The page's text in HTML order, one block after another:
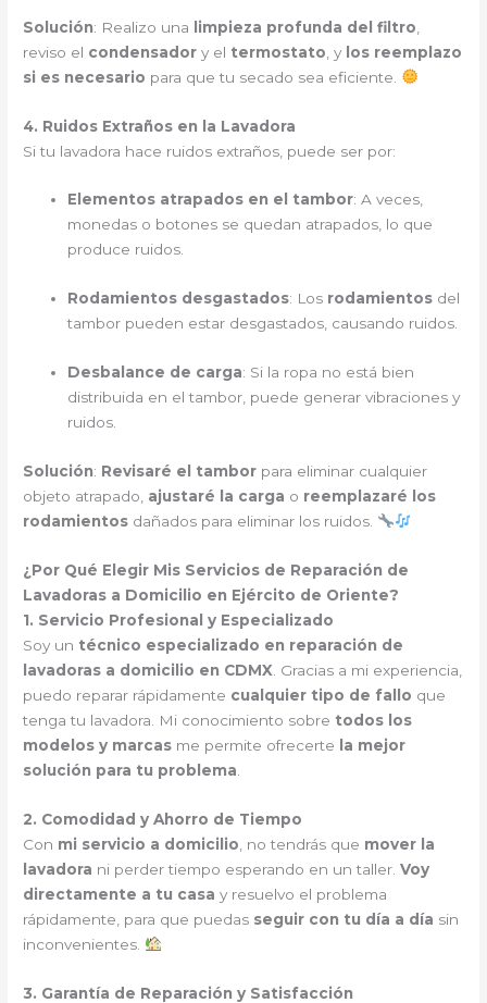
Solución: Realizo una limpieza profunda del filtro
reviso el condensador y el termostato , y los reemplazo
si es necesario para que tu secado sea eficiente.
4. Ruidos Extraños en la Lavadora
Si tu lavadora hace ruidos extraños, puede ser por:
Elementos atrapados en el tambor: A veces,
monedas o botones se quedan atrapados, lo que
produce ruidos.
Rodamientos desgastados: Los rodamientos del
tambor pueden estar desgastados, causando ruidos.
Desbalance de carga: Si la ropa no está bien
distribuida en el tambor, puede generar vibraciones y
ruidos.
Solución: Revisaré el tambor para eliminar cualquier
objeto atrapado, ajustaré la carga o reemplazaré los
rodamientos dañados para eliminar los ruidos.
¿Por Qué Elegir Mis Servicios de Reparación de
Lavadoras a Domicilio en Ejército de Oriente?
1. Servicio Profesional y Especializado
Soy un técnico especializado en reparación de
lavadoras a domicilio en CDMX . Gracias a mi experiencia,
puedo reparar rápidamente cualquier tipo de fallo que
tenga tu lavadora. Mi conocimiento sobre todos los
modelos y marcas me permite ofrecerte
la mejor
solución para tu problema
2. Comodidad y Ahorro de Tiempo
Con mi servicio a domicilio , no tendrás que mover la
lavadora ni perder tiempo esperando en un taller.Voy
directamente a tu casa y resuelvo el problema
rápidamente, para que puedas seguir con tu día a día sin
inconvenientes.
3. Garantía de Reparación y Satisfacción